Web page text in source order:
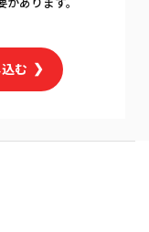
あります。
む